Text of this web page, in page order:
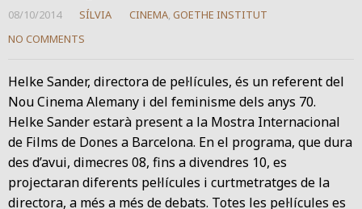
08/10/2014 SÍLVIA CINEMA, GOETHE INSTITUT
NO COMMENTS
Helke Sander, directora de pel·lícules, és un referent del
Nou Cinema Alemany i del feminisme dels anys 70.
Helke Sander estarà present a la Mostra Internacional
de Films de Dones a Barcelona. En el programa, que dura
des d’avui, dimecres 08, fins a divendres 10, es
projectaran diferents pel·lícules i curtmetratges de la
directora, a més a més de debats. Totes les pel·lícules es